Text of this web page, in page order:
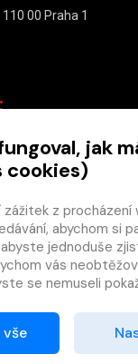
×
Máte u nás
účet?
Registrací
na zboží ve výši
00 Praha 1
jak
cookies)
zážitek z procházení
abychom si
jednoduše
vás
se nemuseli
souhlas
cookies